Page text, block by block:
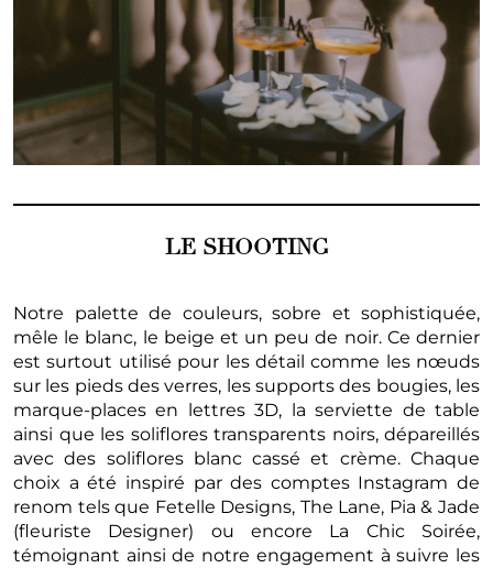
LE SHOOTING
Notre palette de couleurs, sobre et sophistiquée,
mêle le blanc, le beige et un peu de noir. Ce dernier
est surtout utilisé pour les détail comme les nœuds
sur les pieds des verres, les supports des bougies, les
marque-places en lettres 3D, la serviette de table
ainsi que les soliflores transparents noirs, dépareillés
avec des soliflores blanc cassé et crème. Chaque
choix a été inspiré par des comptes Instagram de
renom tels que Fetelle Designs, The Lane, Pia & Jade
(fleuriste Designer) ou encore La Chic Soirée,
témoignant ainsi de notre engagement à suivre les